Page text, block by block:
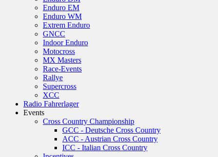
Enduro EM
Enduro WM
Extrem Enduro
GNCC
Indoor Enduro
Motocross
MX Masters
Race-Events
Rallye
Supercross
XCC
Radio Fahrerlager
Events
Cross Country Championship
GCC - Deutsche Cross Country
ACC - Austrian Cross Country
ICC - Italian Cross Country